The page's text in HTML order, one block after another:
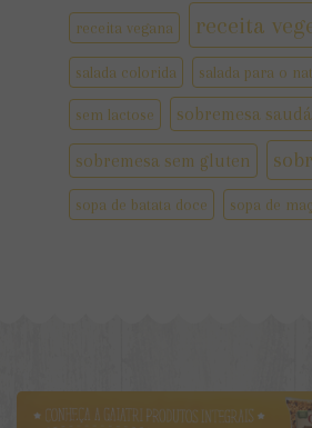
receita vegana receita
salada colorida salada para o
sem lactose sobremesa
sobremesa sem gluten
sopa de batata doce sopa de